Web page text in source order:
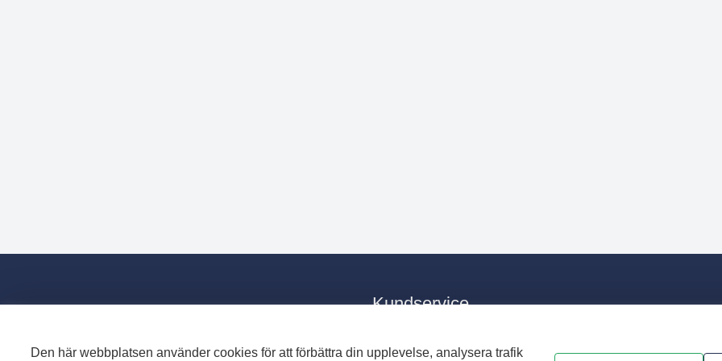
Kundservice
Telefon:0176 – 28 33 00
Den här webbplatsen använder cookies för att förbättra din upplevelse, analysera trafik